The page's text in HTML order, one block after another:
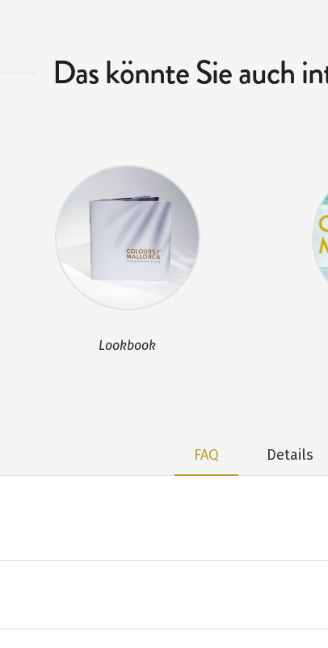
Das könnte Sie auch
Lookbook
FAQ Details